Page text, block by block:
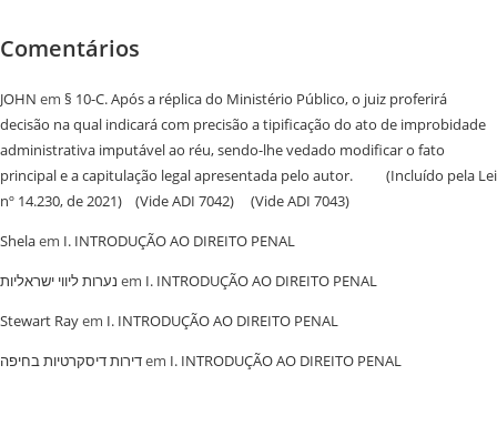
Comentários
JOHN em § 10-C. Após a réplica do Ministério Público, o juiz proferirá
decisão na qual indicará com precisão a tipificação do ato de improbidade
administrativa imputável ao réu, sendo-lhe vedado modificar o fato
principal e a capitulação legal apresentada pelo autor. (Incluído pela Lei
nº 14.230, de 2021) (Vide ADI 7042) (Vide ADI 7043)
Shelaem I. INTRODUÇÃO AO DIREITO PENAL
נערות ליווי ישראליות em I. INTRODUÇÃO AO DIREITO PENAL
Stewart Rayem I. INTRODUÇÃO AO DIREITO PENAL
‏דירות דיסקרטיות בחיפהem I. INTRODUÇÃO AO DIREITO PENAL